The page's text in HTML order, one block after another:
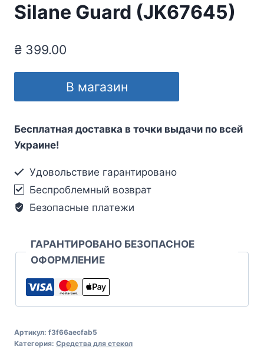
Silane Guard (JK67645)
₴ 399.00
В магазин
Бесплатная доставка в точки выдачи по всей
Украине!
Удовольствие гарантировано
Беспроблемный возврат
Безопасные платежи
ГАРАНТИРОВАНО БЕЗОПАСНОЕ
ОФОРМЛЕНИЕ
Артикул: f3f66aecfab5
Категория: Средства для стекол